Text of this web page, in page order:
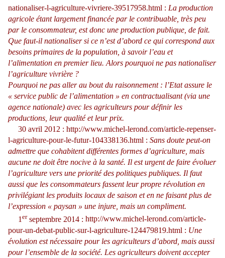
nationaliser-l-agriculture-vivriere-39517958.html : La production
agricole étant largement financée par le contribuable, très peu
par le consommateur, est donc une production publique, de fait.
Que faut-il nationaliser si ce n’est d’abord ce qui correspond aux
besoins primaires de la population, à savoir l’eau et
l’alimentation en premier lieu. Alors pourquoi ne pas nationaliser
l’agriculture vivrière ?
Pourquoi ne pas aller au bout du raisonnement : l’Etat assure le
« service public de l’alimentation » en contractualisant (via une
agence nationale) avec les agriculteurs pour définir les
productions, leur qualité et leur prix.
30 avril 2012 : http://www.michel-lerond.com/article-repenser-
l-agriculture-pour-le-futur-104338136.html : Sans doute peut-on
admettre que cohabitent différentes formes d’agriculture, mais
aucune ne doit être nocive à la santé. Il est urgent de faire évoluer
l’agriculture vers une priorité des politiques publiques. Il faut
aussi que les consommateurs fassent leur propre révolution en
privilégiant les produits locaux de saison et en ne faisant plus de
l’expression « paysan » une injure, mais un compliment.
1 erseptembre 2014 : http://www.michel-lerond.com/article-
pour-un-debat-public-sur-l-agriculture-124479819.html : Une
évolution est nécessaire pour les agriculteurs d’abord, mais aussi
pour l’ensemble de la société. Les agriculteurs doivent accepter